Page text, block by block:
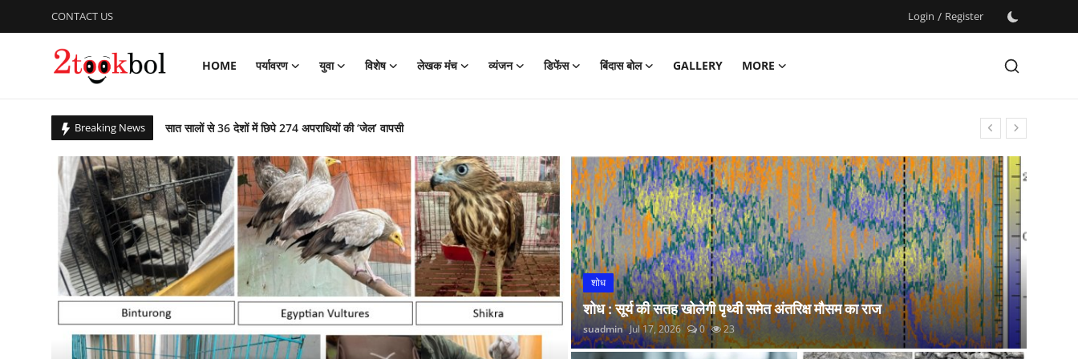
CONTACT US Login / Register
HOME पर्यावरण युवा विशेष लेखक मंच व्यंजन डिफेंस बिंदास बोल GALLERY
MORE
Breaking News
सात सालों से 36 देशों में छिपे 274 अपराधियों की ‘जेल’ वापसी
बिहार उपचुनाव : पीके जीते, भाजपा, लालू यादव और नितीश कुमार हारे!
आजादी के 79 वर्ष के उपलक्ष्य में एनसीसी ने किया साइक्लोथॉन 2026 का आयोजन
पीएम ने ‘नशा मुक्त युवा फॉर विकसित भारत संकल्प अभियान’ की शुरुआत की
ग्लासगो कॉमनवेल्थ खेलों में भारत मुक्केबाजों ने लगाई सोने की झड़ी
संस्कार भारती, साहित्य विभाग की अवध प्रांत की प्रांतीय बैठक
गुरु पूर्णिमा : शिष्यों ने किया डॉ अजय का गुरुपूजन, रंगारंग समारोह
राष्ट्रीय शूटिंग में भास्कर नाथ पांडेय का शानदार प्रदर्शन
पाकिस्तान में छह वर्षों तक विपरीत परिस्थितियों रहकर डोभाल ने की राष्ट्र सेवा
शोध
शोध : सूर्य की सतह खोलेगी पृथ्वी समेत अंतरिक्ष मौसम का राज
suadmin Jul 17, 2026 0 23